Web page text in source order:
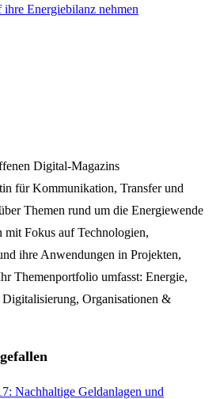
Energiebilanz nehmen
Digital-Magazins
für Kommunikation, Transfer und
Themen rund um die Energiewende
mit Fokus auf Technologien,
ihre Anwendungen in Projekten,
Themenportfolio umfasst: Energie,
Organisationen &